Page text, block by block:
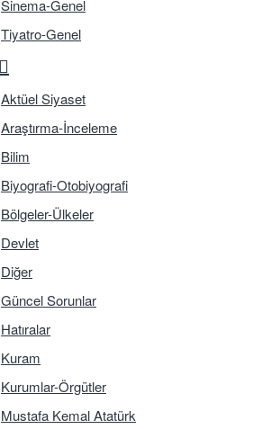
Sinema-Genel
Tiyatro-Genel
Aktüel Siyaset
Araştırma-İnceleme
Bilim
Biyografi-Otobiyografi
Bölgeler-Ülkeler
Devlet
Diğer
Güncel Sorunlar
Hatıralar
Kuram
Kurumlar-Örgütler
Mustafa Kemal Atatürk